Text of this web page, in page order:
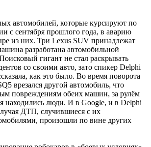
автомобилей, которые курсируют по
с сентября прошлого года, в аварию
из них. Три Lexus SUV принадлежат
разработана автомобильной
гигант не стал раскрывать
со своими авто, зато спикер Delphi
как это было. Во время поворота
врезался другой автомобиль, что
повреждениям обеих машин, за рулём
находились люди. И в Google, и в Delphi
ДТП, случившиеся с их
произошли по вине других